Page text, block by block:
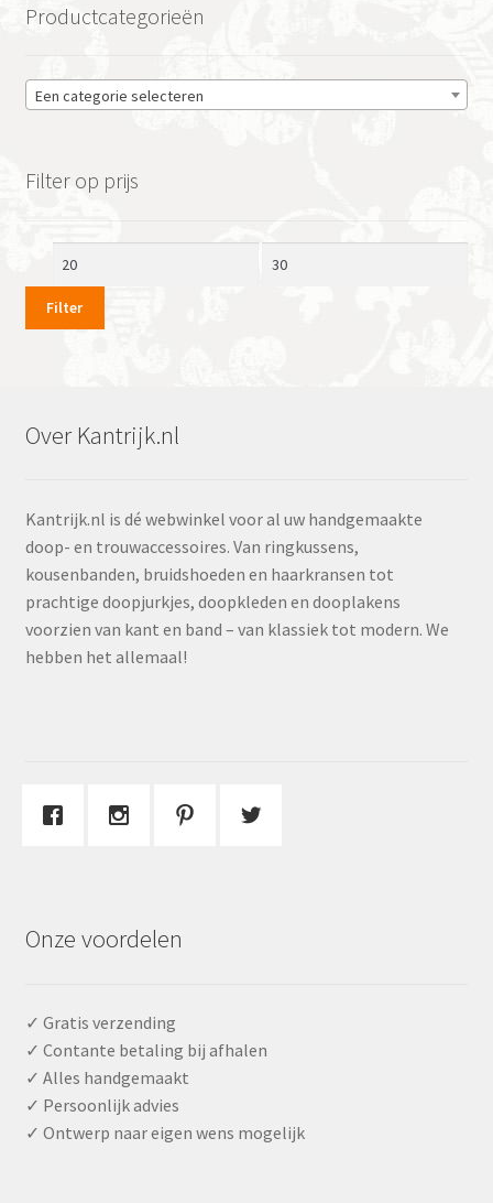
Productcategorieën
Een categorie selecteren
Filter op prijs
Min.
Max.
Filter
Over Kantrijk.nl
Kantrijk.nl is dé webwinkel voor al uw handgemaakte
doop- en trouwaccessoires. Van ringkussens,
kousenbanden, bruidshoeden en haarkransen tot
prachtige doopjurkjes, doopkleden en dooplakens
voorzien van kant en band – van klassiek tot modern. We
hebben het allemaal!
Onze voordelen
✓ Gratis verzending
✓ Contante betaling bij afhalen
✓ Alles handgemaakt
✓ Persoonlijk advies
✓ Ontwerp naar eigen wens mogelijk